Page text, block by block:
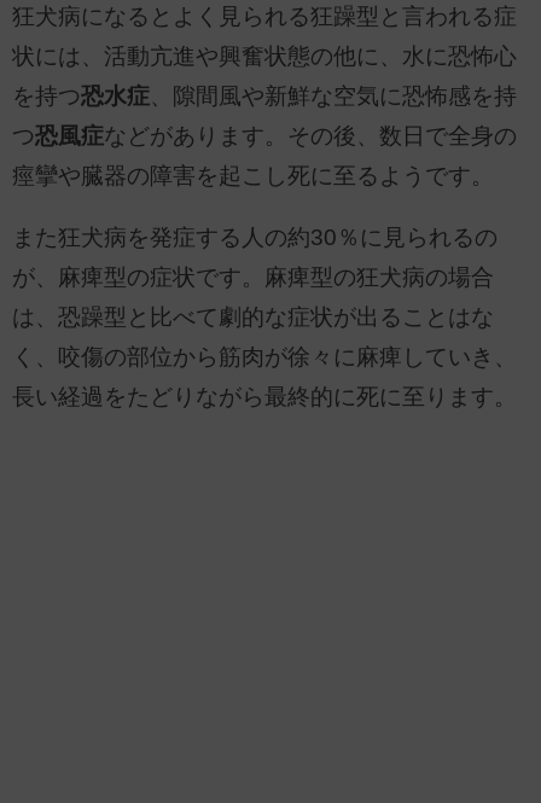
狂犬病になるとよく見られる狂躁型と言われる症
状には、活動亢進や興奮状態の他に、水に恐怖心
を持つ恐水症 、隙間風や新鮮な空気に恐怖感を持
つ恐風症などがあります。その後、数日で全身の
痙攣や臓器の障害を起こし死に至るようです。
また狂犬病を発症する人の約30％に見られるの
が、麻痺型の症状です。麻痺型の狂犬病の場合
は、恐躁型と比べて劇的な症状が出ることはな
く、咬傷の部位から筋肉が徐々に麻痺していき、
長い経過をたどりながら最終的に死に至ります。